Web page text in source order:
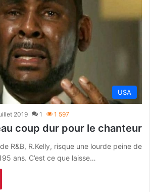
USA
2019 1 1 597
coup dur pour le chanteur
R&B, R.Kelly, risque une lourde peine de
ans. C’est ce que laisse…